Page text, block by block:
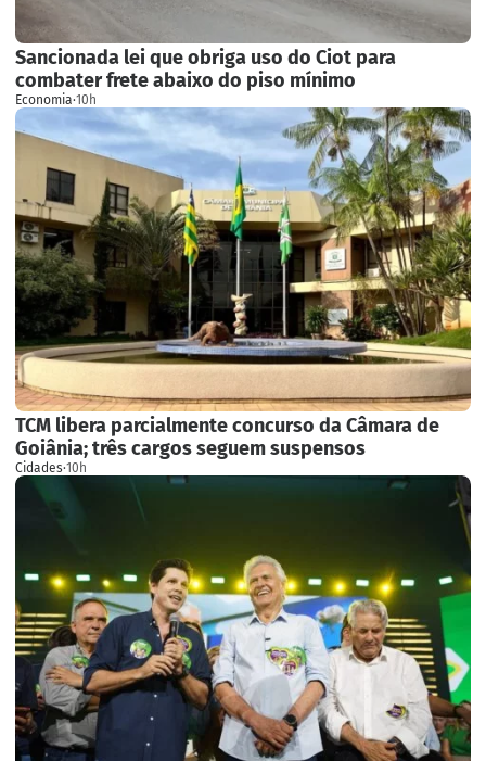
Sancionada lei que obriga uso do Ciot para
combater frete abaixo do piso mínimo
Economia·10h
TCM libera parcialmente concurso da Câmara de
Goiânia; três cargos seguem suspensos
Cidades·10h